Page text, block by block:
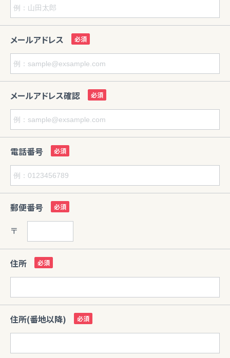
メールアドレス
メールアドレス確認
電話番号
郵便番号
〒
住所
住所(番地以降)